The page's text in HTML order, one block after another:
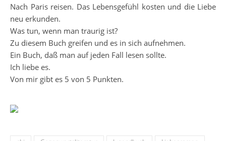
Nach Paris reisen. Das Lebensgefühl kosten und die Liebe
neu erkunden.
Was tun, wenn man traurig ist?
Zu diesem Buch greifen und es in sich aufnehmen.
Ein Buch, daß man auf jeden Fall lesen sollte.
Ich liebe es.
Von mir gibt es 5 von 5 Punkten.